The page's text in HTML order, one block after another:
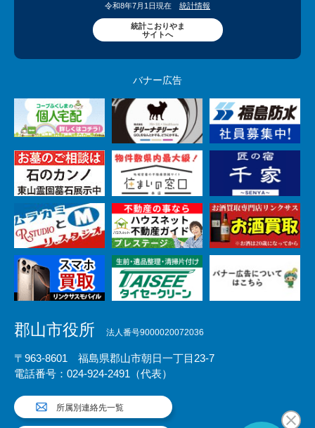
令和8年7月1日現在 統計情報
統計こおりやま
サイトへ
バナー広告
郡山市役所 法人番号9000020072036
〒963-8601 福島県郡山市朝日一丁目23-7
電話番号：024-924-2491（代表）
所属別連絡先一覧